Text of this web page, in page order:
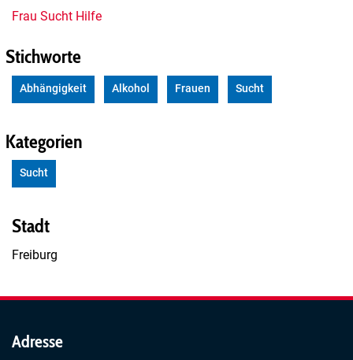
Frau Sucht Hilfe
Stichworte
Abhängigkeit Alkohol Frauen Sucht
Kategorien
Sucht
Stadt
Freiburg
Adresse